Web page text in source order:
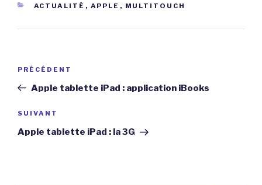
CATÉGORIES
ACTUALITÉ , APPLE , MULTITOUCH
Navigation
l’article
Article
précédent
PRÉCÉDENT
Apple tablette iPad : application iBooks
Article
suivant
SUIVANT
Apple tablette iPad : la 3G